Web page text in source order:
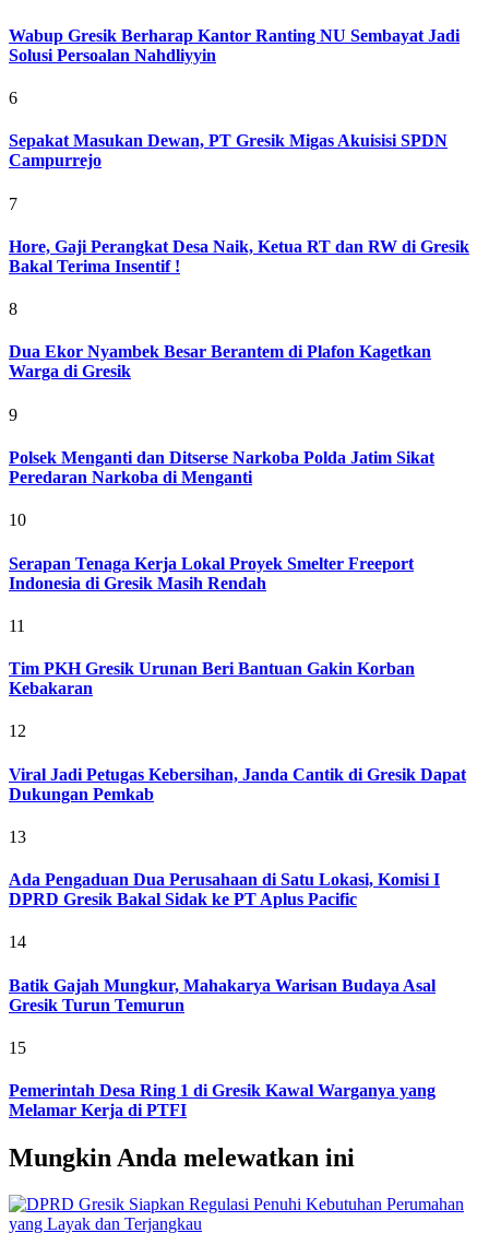
Wabup Gresik Berharap Kantor Ranting NU Sembayat Jadi
Solusi Persoalan Nahdliyyin
6
Sepakat Masukan Dewan, PT Gresik Migas Akuisisi SPDN
Campurrejo
7
Hore, Gaji Perangkat Desa Naik, Ketua RT dan RW di Gresik
Bakal Terima Insentif !
8
Dua Ekor Nyambek Besar Berantem di Plafon Kagetkan
Warga di Gresik
9
Polsek Menganti dan Ditserse Narkoba Polda Jatim Sikat
Peredaran Narkoba di Menganti
10
Serapan Tenaga Kerja Lokal Proyek Smelter Freeport
Indonesia di Gresik Masih Rendah
11
Tim PKH Gresik Urunan Beri Bantuan Gakin Korban
Kebakaran
12
Viral Jadi Petugas Kebersihan, Janda Cantik di Gresik Dapat
Dukungan Pemkab
13
Ada Pengaduan Dua Perusahaan di Satu Lokasi, Komisi I
DPRD Gresik Bakal Sidak ke PT Aplus Pacific
14
Batik Gajah Mungkur, Mahakarya Warisan Budaya Asal
Gresik Turun Temurun
15
Pemerintah Desa Ring 1 di Gresik Kawal Warganya yang
Melamar Kerja di PTFI
Mungkin Anda melewatkan ini